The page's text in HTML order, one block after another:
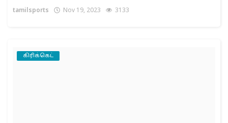
tamilsports Nov 19, 2023 3133
கிரிக்கெட்